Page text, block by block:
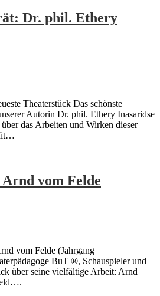
Dr. phil. Ethery
Theaterstück Das schönste
Autorin Dr. phil. Ethery Inasaridse
das Arbeiten und Wirken dieser
vom Felde
vom Felde (Jahrgang
BuT ®, Schauspieler und
über seine vielfältige Arbeit: Arnd